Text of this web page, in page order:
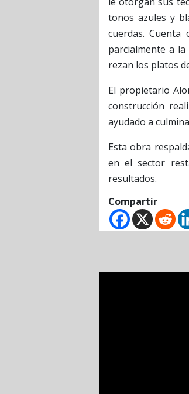
tonos azules y
cuerdas.
parcialmente a
rezan los platos
El propietario
construcción
ayudado a
Esta obra
en el sector
resultados.
Compartir